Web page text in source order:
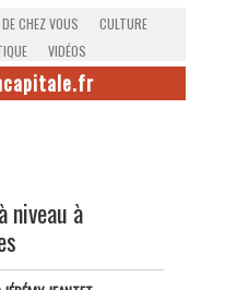
CHEZ VOUS
CULTURE
VIDÉOS
niveau à